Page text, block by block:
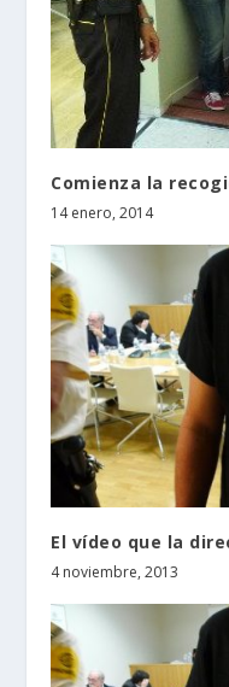
Comienza la
14 enero, 2014
El vídeo que la
4 noviembre, 2013